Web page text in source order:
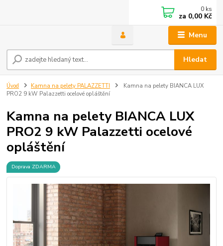
Menu
Hledat
0 ks
za 0,00 Kč
Úvod Kamna na pelety PALAZZETTI
Kamna na pelety BIANCA LUX
PRO2 9 kW Palazzetti ocelové opláštění
Kamna na pelety BIANCA LUX
PRO2 9 kW Palazzetti ocelové
opláštění
Doprava ZDARMA